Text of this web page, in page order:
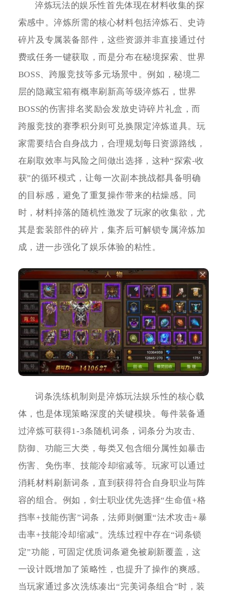
淬炼玩法的娱乐性首先体现在材料收集的探
索感中。淬炼所需的核心材料包括淬炼石、史诗
碎片及专属装备部件，这些资源并非直接通过付
费或任务一键获取，而是分布在秘境探索、世界
BOSS、跨服竞技等多元场景中。例如，秘境二
层的隐藏宝箱有概率刷新高等级淬炼石，世界
BOSS的伤害排名奖励会发放史诗碎片礼盒，而
跨服竞技的赛季积分则可兑换限定淬炼道具。玩
家需要结合自身战力，合理规划每日资源路线，
在刷取效率与风险之间做出选择，这种“探索-收
获”的循环模式，让每一次副本挑战都具备明确
的目标感，避免了重复操作带来的枯燥感。同
时，材料掉落的随机性激发了玩家的收集欲，尤
其是套装部件的碎片，集齐后可解锁专属淬炼加
成，进一步强化了娱乐体验的粘性。
词条洗练机制则是淬炼玩法娱乐性的核心载
体，也是体现策略深度的关键模块。每件装备通
过淬炼可获得1-3条随机词条，词条分为攻击、
防御、功能三大类，每类又包含细分属性如暴击
伤害、免伤率、技能冷却缩减等。玩家可以通过
消耗材料刷新词条，直到获得符合自身职业与阵
容的组合。例如，剑士职业优先选择“生命值+格
挡率+技能伤害”词条，法师则侧重“法术攻击+暴
击率+技能冷却缩减”。洗练过程中存在“词条锁
定”功能，可固定优质词条避免被刷新覆盖，这
一设计既增加了策略性，也提升了操作的爽感。
当玩家通过多次洗练凑出“完美词条组合”时，装